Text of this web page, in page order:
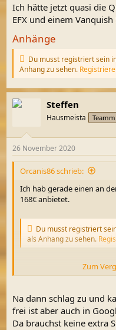
Ich hätte jetzt quasi die
EFX und einem
Anhänge
Du musst registriert sein
Anhang zu sehen.
Steffen
Hausmeista
26 November 2020
Orcanis86 schrieb:
Ich hab gerade einen an
168€ anbietet.
Du musst registriert
als Anhang zu sehen.
Ich hätte jetzt quasi die
Zum
Na dann schlag zu und
frei ist aber auch in
Da brauchst keine extra